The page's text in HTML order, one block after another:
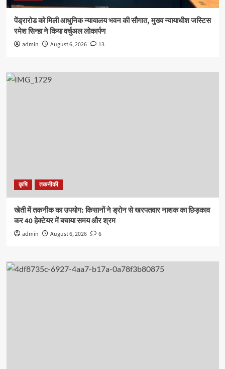
पेंड्रारोड को मिली आधुनिक न्यायालय भवन की सौगात, मुख्य न्यायाधीश जस्टिस
रमेश सिन्हा ने किया वर्चुअल लोकार्पण
admin August 6, 2026 13
कृषि तकनीकी
खेती में तकनीक का उपयोग: किसानों ने ड्रोन से खरपतवार नाशक का छिड़काव
कर 40 हेक्टेयर में बचाया समय और श्रम
admin August 6, 2026 6